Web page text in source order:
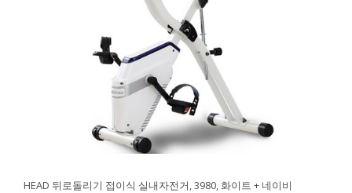
HEAD 뒤로돌리기 접이식 실내자전거, 3980, 화이트 + 네이비